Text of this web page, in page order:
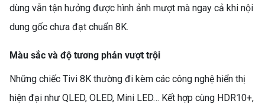
dùng vẫn tận hưởng được hình ảnh mượt mà ngay cả khi nội
dung gốc chưa đạt chuẩn 8K.
Màu sắc và độ tương phản vượt trội
Những chiếc Tivi 8K thường đi kèm các công nghệ hiển thị
hiện đại như QLED, OLED, Mini LED… Kết hợp cùng HDR10+,